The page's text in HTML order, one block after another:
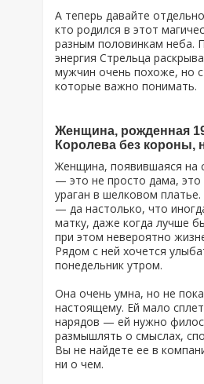
А теперь давайте
кто родился в этот
разным половинкам неба.
энергия Стрельца
мужчин очень похоже, но
которые важно понимать.
Женщина, рожденная
Королева без короны,
Женщина, появившаяся на
— это не просто дама,
ураган в шелковом
— да настолько, что
матку, даже когда лучше
при этом невероятно
Рядом с ней хочется
понедельник утром.
Она очень умна, но не
настоящему. Ей мало
нарядов — ей нужно
размышлять о смыслах,
Вы не найдете ее в
ни о чем.